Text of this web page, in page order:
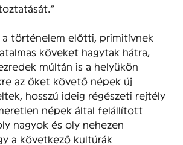
a történelem előtti, primitívnek
köveket hagytak hátra,
múltán is a helyükön
az őket követő népek új
hosszú ideig régészeti rejtély
népek által felállított
nagyok és oly nehezen
a következő kultúrák